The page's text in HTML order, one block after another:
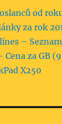
od
za rok
–
Cena za GB
X250